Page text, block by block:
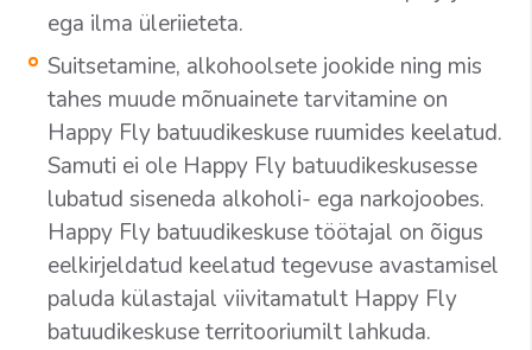
ega ilma üleriieteta.
Suitsetamine, alkohoolsete jookide ning mis
tahes muude mõnuainete tarvitamine on
Happy Fly batuudikeskuse ruumides keelatud.
Samuti ei ole Happy Fly batuudikeskusesse
lubatud siseneda alkoholi- ega narkojoobes.
Happy Fly batuudikeskuse töötajal on õigus
eelkirjeldatud keelatud tegevuse avastamisel
paluda külastajal viivitamatult Happy Fly
batuudikeskuse territooriumilt lahkuda.